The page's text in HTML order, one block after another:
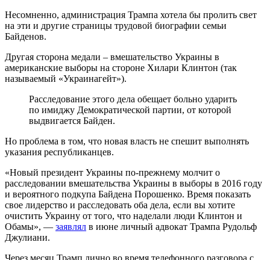
Несомненно, администрация Трампа хотела бы пролить свет
на эти и другие страницы трудовой биографии семьи
Байденов.
Другая сторона медали – вмешательство Украины в
американские выборы на стороне Хилари Клинтон (так
называемый «Украинагейт»).
Расследование этого дела обещает больно ударить
по имиджу Демократической партии, от которой
выдвигается Байден.
Но проблема в том, что новая власть не спешит выполнять
указания республиканцев.
«Новый президент Украины по-прежнему молчит о
расследовании вмешательства Украины в выборы в 2016 году
и вероятного подкупа Байдена Порошенко. Время показать
свое лидерство и расследовать оба дела, если вы хотите
очистить Украину от того, что наделали люди Клинтон и
Обамы», — заявлял в июне личный адвокат Трампа Рудольф
Джулиани.
Через месяц Трамп лично во время телефонного разговора с